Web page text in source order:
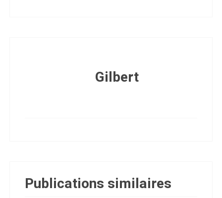
Gilbert
Publications similaires